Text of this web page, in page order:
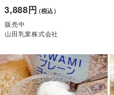
3,888円（税込）
販売中
山田乳業株式会社